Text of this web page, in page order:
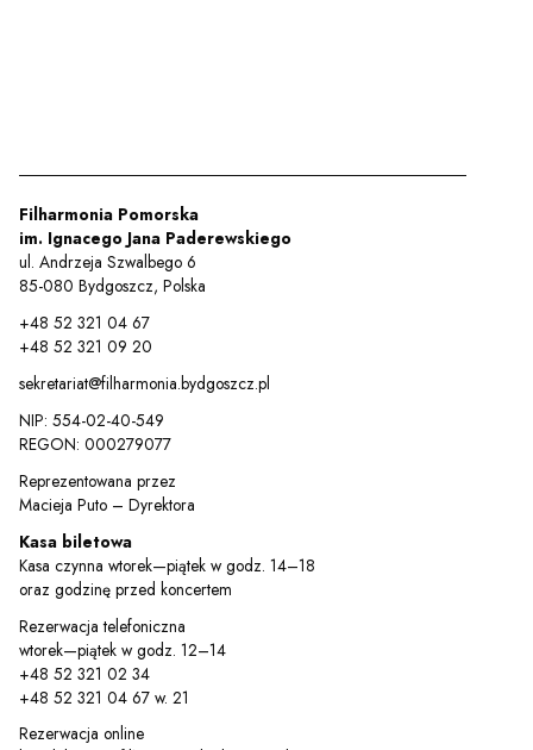
Filharmonia Pomorska
im. Ignacego Jana Paderewskiego
ul. Andrzeja Szwalbego 6
85-080 Bydgoszcz, Polska
+48 52 321 04 67
+48 52 321 09 20
sekretariat@filharmonia.bydgoszcz.pl
NIP: 554-02-40-549
REGON: 000279077
Reprezentowana przez
Macieja Puto – Dyrektora
Kasa biletowa
Kasa czynna wtorek—piątek w godz. 14–18
oraz godzinę przed koncertem
Rezerwacja telefoniczna
wtorek—piątek w godz. 12–14
+48 52 321 02 34
+48 52 321 04 67 w. 21
Rezerwacja online